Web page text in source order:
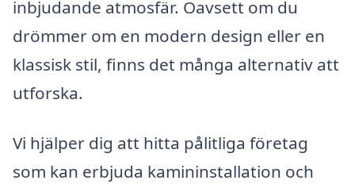
inbjudande atmosfär. Oavsett om du
drömmer om en modern design eller en
klassisk stil, finns det många alternativ att
utforska.
Vi hjälper dig att hitta pålitliga företag
som kan erbjuda kamininstallation och